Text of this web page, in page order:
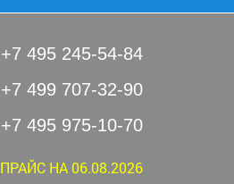
+7 495 245-54-84
+7 499 707-32-90
+7 495 975-10-70
ПРАЙС НА 06.08.2026